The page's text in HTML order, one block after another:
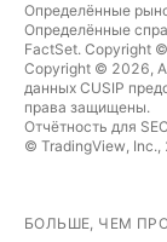
Определённые
Определённые
FactSet. Copyright
Copyright © 2026,
данных CUSIP
права защищены.
Отчётность для
© TradingView,
БОЛЬШЕ, ЧЕМ